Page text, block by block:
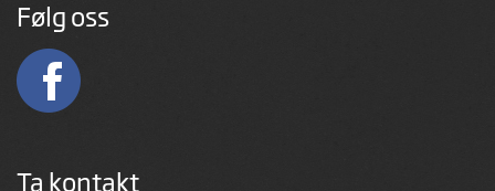
Følg oss
Ta kontakt